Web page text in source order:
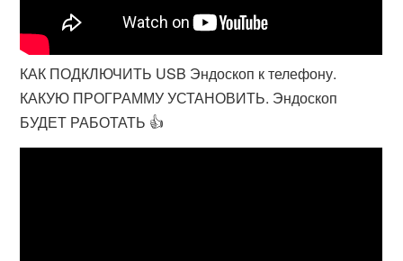
КАК ПОДКЛЮЧИТЬ USB Эндоскоп к телефону.
КАКУЮ ПРОГРАММУ УСТАНОВИТЬ. Эндоскоп
БУДЕТ РАБОТАТЬ 👍